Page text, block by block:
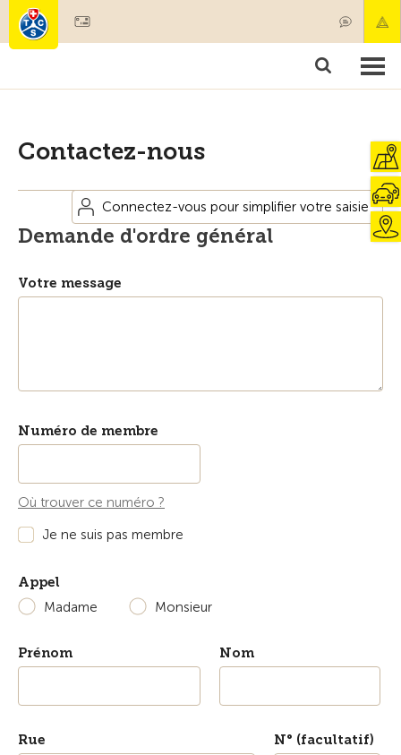
Membres & prestations
Contactez-nous
Connectez-vous pour simplifier votre saisie
Demande d'ordre général
Votre message
Numéro de membre
Où trouver ce numéro ?
Je ne suis pas membre
Appel
Madame
Monsieur
Prénom Nom
Rue N° (facultatif)